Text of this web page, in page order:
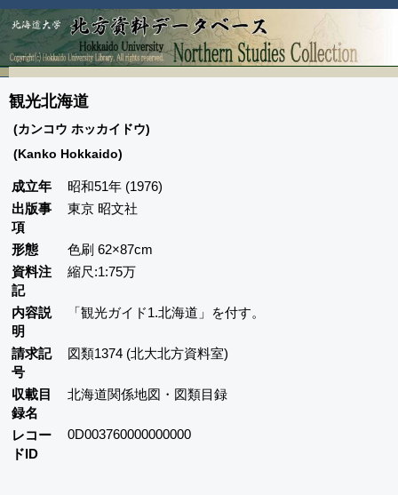
観光北海道
(カンコウ ホッカイドウ)
(Kanko Hokkaido)
成立年
昭和51年 (1976)
出版事
項
東京 昭文社
形態
色刷 62×87cm
資料注
記
縮尺:1:75万
内容説
明
「観光ガイド1.北海道」を付す。
請求記
号
図類1374 (北大北方資料室)
収載目
録名
北海道関係地図・図類目録
レコー
ドID
0D003760000000000